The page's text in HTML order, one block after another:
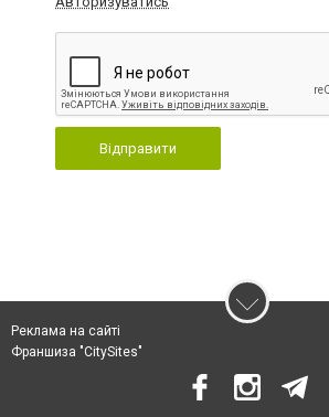
Відправити
Реклама на сайті
Франшиза "CitySites"